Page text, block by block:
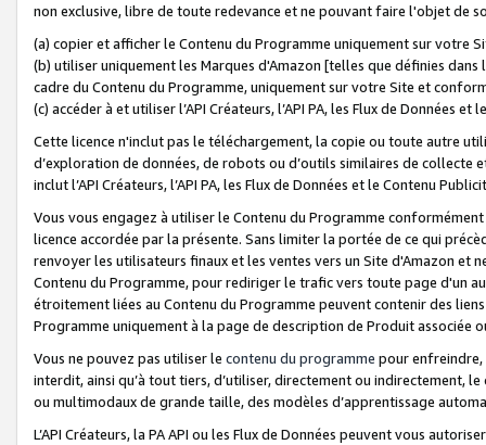
non exclusive, libre de toute redevance et ne pouvant faire l'objet de
(a) copier et afficher le Contenu du Programme uniquement sur votre
(b) utiliser uniquement les Marques d'Amazon [telles que définies dans
cadre du Contenu du Programme, uniquement sur votre Site et
(c) accéder à et utiliser l’API Créateurs, l’API PA, les Flux de Données
Cette licence n'inclut pas le téléchargement, la copie ou toute autre
d’exploration de données, de robots ou d’outils similaires de
inclut l’API Créateurs, l’API PA, les Flux de Données et le Contenu
Vous vous engagez à utiliser le Contenu du Programme
licence accordée par la présente. Sans limiter la portée de ce qui
renvoyer les utilisateurs finaux et les ventes vers un Site d'Amazon et
Contenu du Programme, pour rediriger le trafic vers toute page d'un
étroitement liées au Contenu du Programme peuvent contenir des
Programme uniquement à la page de description de Produit associée
Vous ne pouvez pas utiliser le contenu du programme pour
interdit, ainsi qu’à tout tiers, d’utiliser, directement ou indirectement,
ou multimodaux de grande taille, des modèles d’apprentissage
L’API Créateurs, la PA API ou les Flux de Données peuvent vous